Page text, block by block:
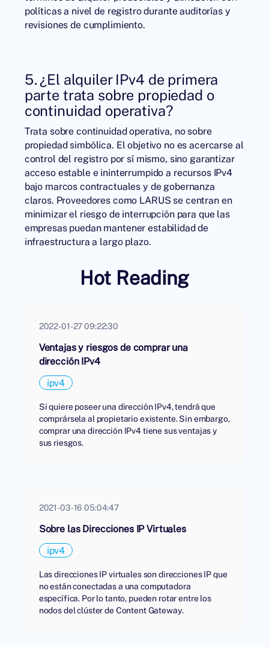
políticas a nivel de registro durante auditorías y
revisiones de cumplimiento.
5. ¿El alquiler IPv4 de primera
parte trata sobre propiedad o
continuidad operativa?
Trata sobre continuidad operativa, no sobre
propiedad simbólica. El objetivo no es acercarse al
control del registro por sí mismo, sino garantizar
acceso estable e ininterrumpido a recursos IPv4
bajo marcos contractuales y de gobernanza
claros. Proveedores como LARUS se centran en
minimizar el riesgo de interrupción para que las
empresas puedan mantener estabilidad de
infraestructura a largo plazo.
Hot Reading
2022-01-27 09:22:30
Ventajas y riesgos de comprar una
dirección IPv4
ipv4
Si quiere poseer una dirección IPv4, tendrá que
comprársela al propietario existente. Sin embargo,
comprar una dirección IPv4 tiene sus ventajas y
sus riesgos.
2021-03-16 05:04:47
Sobre las Direcciones IP Virtuales
ipv4
Las direcciones IP virtuales son direcciones IP que
no están conectadas a una computadora
específica. Por lo tanto, pueden rotar entre los
nodos del clúster de Content Gateway.